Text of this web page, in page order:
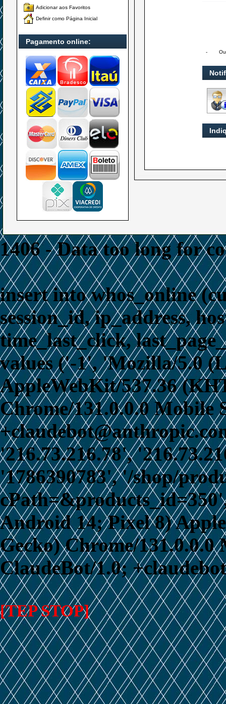
Adicionar aos Favoritos
Definir como Página Inicial
Pagamento online:
-
1406 - Data too long for
insert into whos_online
session_id, ip_address,
time_last_click,
values ('-1', 'Mozilla/5.0
AppleWebKit/537.36
Chrome/131.0.0.0 Mobile
'216.73.216.78',
'1786390783', '/shop/
Android 14; Pixel 8)
Gecko) Chrome/
ClaudeBot/1.0;
[TEP STOP]